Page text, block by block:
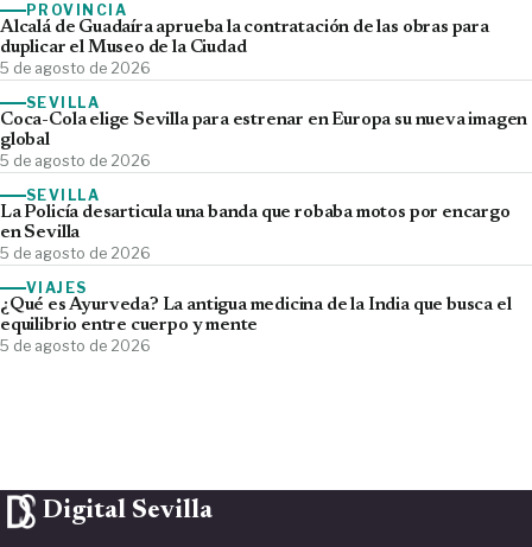
PROVINCIA
Alcalá de Guadaíra aprueba la contratación de las obras para
duplicar el Museo de la Ciudad
5 de agosto de 2026
SEVILLA
Coca-Cola elige Sevilla para estrenar en Europa su nueva imagen
global
5 de agosto de 2026
SEVILLA
La Policía desarticula una banda que robaba motos por encargo
en Sevilla
5 de agosto de 2026
VIAJES
¿Qué es Ayurveda? La antigua medicina de la India que busca el
equilibrio entre cuerpo y mente
5 de agosto de 2026
Digital Sevilla